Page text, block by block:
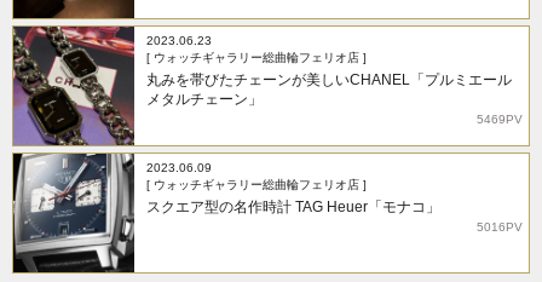
2023.06.23
[ ウォッチギャラリー総曲輪フェリオ店 ]
丸みを帯びたチェーンが美しいCHANEL「プルミエール
メタルチェーン」
5469PV
2023.06.09
[ ウォッチギャラリー総曲輪フェリオ店 ]
スクエア型の名作時計 TAG Heuer「モナコ」
5016PV